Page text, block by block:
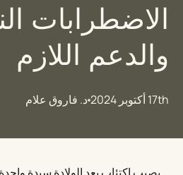
الاضطرابات
والدعم اللازم
17th أكتوبر 2024 د. فاروق علام